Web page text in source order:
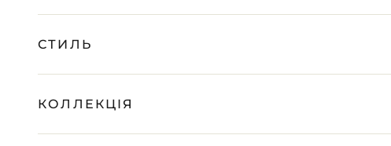
СТИЛЬ
КОЛЛЕКЦІЯ